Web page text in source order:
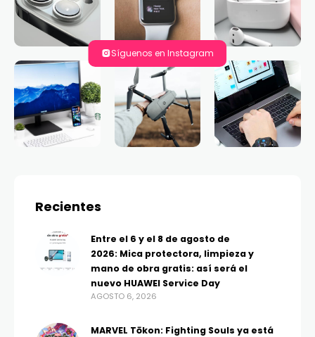
Síguenos en Instagram
Recientes
Entre el 6 y el 8 de agosto de
2026: Mica protectora, limpieza y
mano de obra gratis: así será el
nuevo HUAWEI Service Day
AGOSTO 6, 2026
MARVEL Tōkon: Fighting Souls ya está